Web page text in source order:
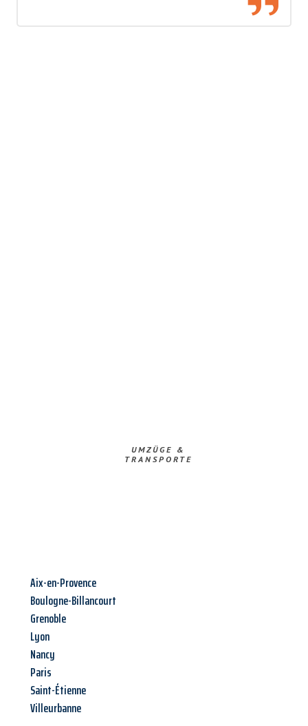
UMZÜGE &
TRANSPORTE
Aix-en-Provence
Boulogne-Billancourt
Grenoble
Lyon
Nancy
Paris
Saint-Étienne
Villeurbanne